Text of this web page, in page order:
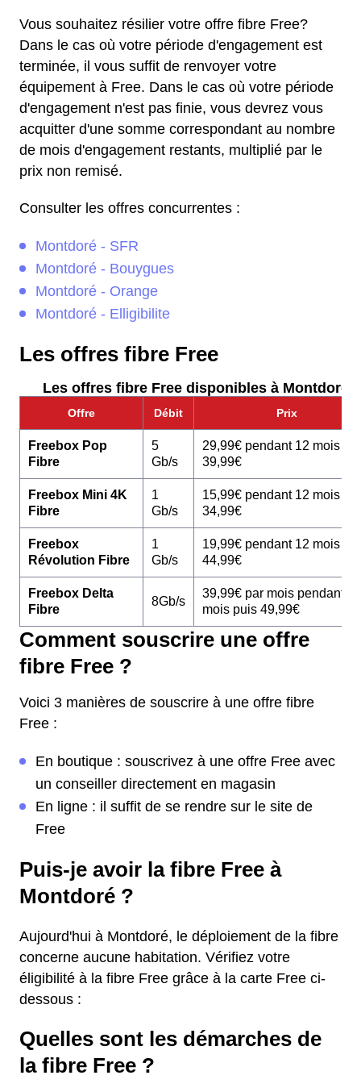
Vous souhaitez résilier votre offre fibre Free?
Dans le cas où votre période d'engagement est
terminée, il vous suffit de renvoyer votre
équipement à Free. Dans le cas où votre période
d'engagement n'est pas finie, vous devrez vous
acquitter d'une somme correspondant au nombre
de mois d'engagement restants, multiplié par le
prix non remisé.
Consulter les offres concurrentes :
Montdoré - SFR
Montdoré - Bouygues
Montdoré - Orange
Montdoré - Elligibilite
Les offres fibre Free
Les offres fibre Free disponibles à Montdoré :
Offre Débit Prix
Freebox Pop
Fibre
5
Gb/s
29,99€ pendant 12 mois
39,99€
Freebox Mini 4K
Fibre
1
Gb/s
15,99€ pendant 12 mois
34,99€
Freebox
Révolution Fibre
1
Gb/s
19,99€ pendant 12 mois
44,99€
Freebox Delta
Fibre
8Gb/s
39,99€ par mois pendant 12
mois puis 49,99€
Comment souscrire une offre
fibre Free ?
Voici 3 manières de souscrire à une offre fibre
Free :
En boutique : souscrivez à une offre Free avec
un conseiller directement en magasin
En ligne : il suffit de se rendre sur le site de
Free
Puis-je avoir la fibre Free à
Montdoré ?
Aujourd'hui à Montdoré, le déploiement de la fibre
concerne aucune habitation. Vérifiez votre
éligibilité à la fibre Free grâce à la carte Free ci-
dessous :
Quelles sont les démarches de
la fibre Free ?